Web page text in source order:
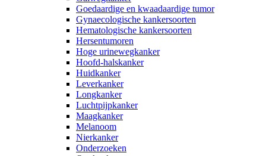
Goedaardige en kwaadaardige tumor
Gynaecologische kankersoorten
Hematologische kankersoorten
Hersentumoren
Hoge urinewegkanker
Hoofd-halskanker
Huidkanker
Leverkanker
Longkanker
Luchtpijpkanker
Maagkanker
Melanoom
Nierkanker
Onderzoeken